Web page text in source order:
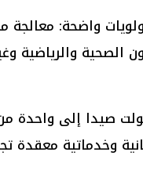
واضحة: معالجة
الصحية
صيدا إلى واحدة
وخدماتية معقدة